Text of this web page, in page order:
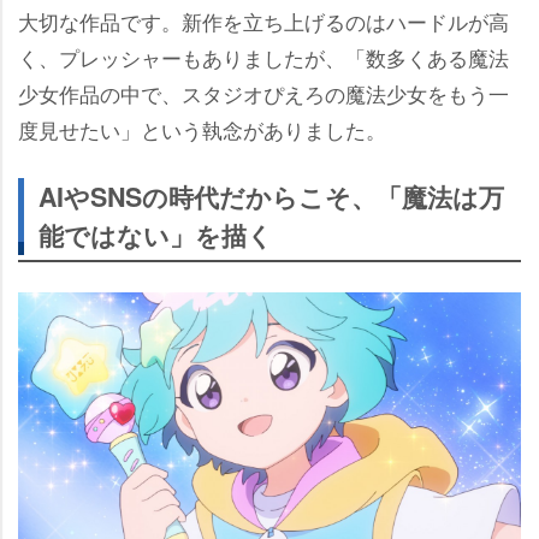
大切な作品です。新作を立ち上げるのはハードルが高
く、プレッシャーもありましたが、「数多くある魔法
少女作品の中で、スタジオぴえろの魔法少女をもう一
度見せたい」という執念がありました。
AIやSNSの時代だからこそ、「魔法は万
能ではない」を描く